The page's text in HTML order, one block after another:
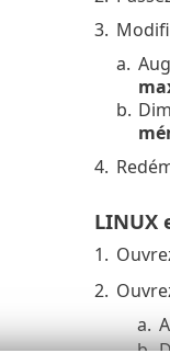
3.
a.
b.
4.
LINUX
1.
2.
a.